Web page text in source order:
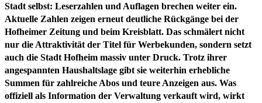
Stadt selbst: Leserzahlen und Auflagen brechen weiter ein.
Aktuelle Zahlen zeigen erneut deutliche Rückgänge bei der
Hofheimer Zeitung und beim Kreisblatt. Das schmälert nicht
nur die Attraktivität der Titel für Werbekunden, sondern setzt
auch die Stadt Hofheim massiv unter Druck. Trotz ihrer
angespannten Haushaltslage gibt sie weiterhin erhebliche
Summen für zahlreiche Abos und teure Anzeigen aus. Was
offiziell als Information der Verwaltung verkauft wird, wirkt